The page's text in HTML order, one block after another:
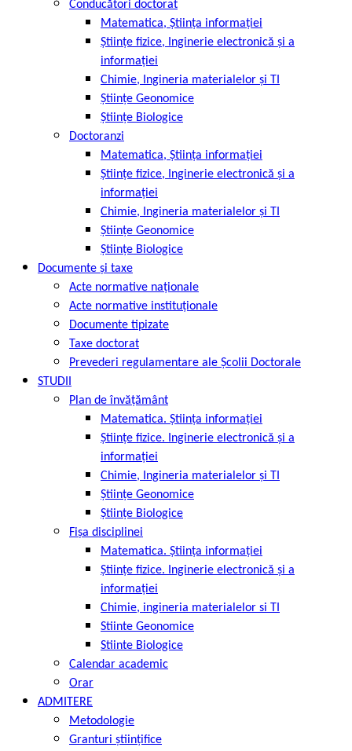
Conducători doctorat
Matematica, Știința informației
Științe fizice, Inginerie electronică și a
informației
Chimie, Ingineria materialelor și TI
Științe Geonomice
Științe Biologice
Doctoranzi
Matematica, Știința informației
Științe fizice, Inginerie electronică și a
informației
Chimie, Ingineria materialelor și TI
Științe Geonomice
Științe Biologice
Documente și taxe
Acte normative naționale
Acte normative instituționale
Documente tipizate
Taxe doctorat
Prevederi regulamentare ale Școlii Doctorale
STUDII
Plan de învățământ
Matematica. Știința informației
Științe fizice. Inginerie electronică și a
informației
Chimie, Ingineria materialelor și TI
Științe Geonomice
Științe Biologice
Fișa disciplinei
Matematica. Știința informației
Științe fizice. Inginerie electronică și a
informației
Chimie, ingineria materialelor si TI
Stiinte Geonomice
Stiinte Biologice
Calendar academic
Orar
ADMITERE
Metodologie
Granturi științifice